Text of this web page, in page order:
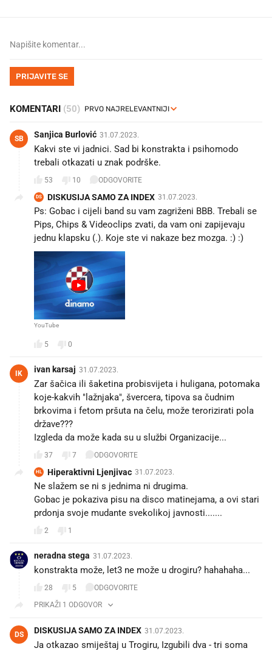
PRIJAVITE SE
KOMENTARI (50)
SB Sanjica Burlović 31.07.2023.
Kakvi ste vi jadnici. Sad bi konstrakta i psihomodo
trebali otkazati u znak podrške.
53 10 ODGOVORITE
DS DISKUSIJA SAMO ZA INDEX 31.07.2023.
Ps: Gobac i cijeli band su vam zagriženi BBB. Trebali se
Pips, Chips & Videoclips zvati, da vam oni zapijevaju
jednu klapsku (.). Koje ste vi nakaze bez mozga. :) :)
YouTube
5 0
IK ivan karsaj 31.07.2023.
Zar šačica ili šaketina probisvijeta i huligana, potomaka
koje-kakvih "lažnjaka", švercera, tipova sa čudnim
brkovima i fetom pršuta na čelu, može terorizirati pola
države???
Izgleda da može kada su u službi Organizacije...
37 7 ODGOVORITE
HL Hiperaktivni Ljenjivac 31.07.2023.
Ne slažem se ni s jednima ni drugima.
Gobac je pokaziva pisu na disco matinejama, a ovi stari
prdonja svoje mudante svekolikoj javnosti.......
2 1
neradna stega 31.07.2023.
konstrakta može, let3 ne može u drogiru? hahahaha...
28 5
ODGOVORITE
PRIKAŽI 1 ODGOVOR
DS DISKUSIJA SAMO ZA INDEX 31.07.2023.
Ja otkazao smiještaj u Trogiru, Izgubili dva - tri soma